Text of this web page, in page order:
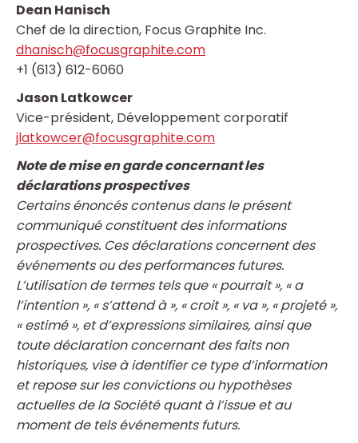
Dean Hanisch
Chef de la direction, Focus Graphite Inc.
dhanisch@focusgraphite.com
+1 (613) 612-6060
Jason Latkowcer
Vice-président, Développement corporatif
jlatkowcer@focusgraphite.com
Note de mise en garde concernant les
déclarations prospectives
Certains énoncés contenus dans le présent
communiqué constituent des informations
prospectives. Ces déclarations concernent des
événements ou des performances futures.
L’utilisation de termes tels que « pourrait », « a
l’intention », « s’attend à », « croit », « va », « projeté »,
« estimé », et d’expressions similaires, ainsi que
toute déclaration concernant des faits non
historiques, vise à identifier ce type d’information
et repose sur les convictions ou hypothèses
actuelles de la Société quant à l’issue et au
moment de tels événements futurs.